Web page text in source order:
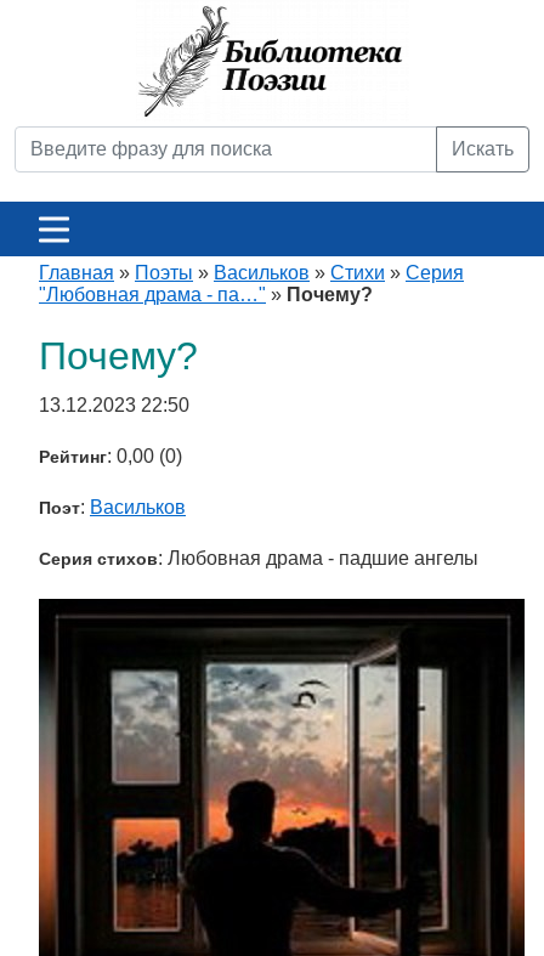
Искать
Главная » Поэты » Васильков » Стихи » Серия
"Любовная драма - па…" » Почему?
Почему?
13.12.2023 22:50
Рейтинг: 0,00 (0)
Поэт: Васильков
Серия стихов: Любовная драма - падшие ангелы